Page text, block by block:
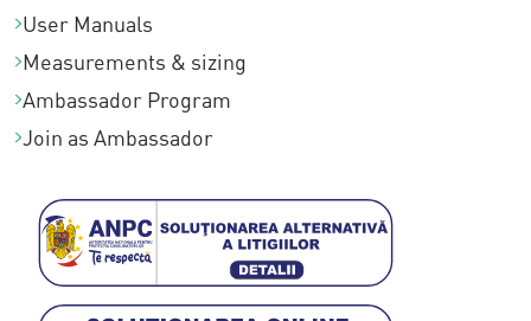
User Manuals
Measurements & sizing
Ambassador Program
Join as Ambassador